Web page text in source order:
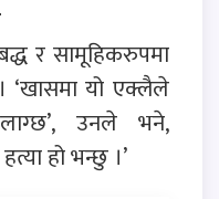
र सामूहिकरुपमा
‘खासमा यो एक्लैले
उनले भने,
हो भन्छु ।’